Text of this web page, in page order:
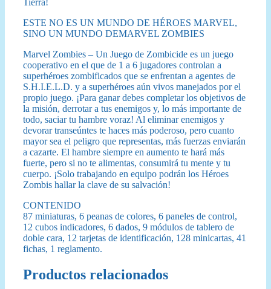
Tierra!
ESTE NO ES UN MUNDO DE HÉROES MARVEL,
SINO UN MUNDO DEMARVEL ZOMBIES
Marvel Zombies – Un Juego de Zombicide es un juego
cooperativo en el que de 1 a 6 jugadores controlan a
superhéroes zombificados que se enfrentan a agentes de
S.H.I.E.L.D. y a superhéroes aún vivos manejados por el
propio juego. ¡Para ganar debes completar los objetivos de
la misión, derrotar a tus enemigos y, lo más importante de
todo, saciar tu hambre voraz! Al eliminar enemigos y
devorar transeúntes te haces más poderoso, pero cuanto
mayor sea el peligro que representas, más fuerzas enviarán
a cazarte. El hambre siempre en aumento te hará más
fuerte, pero si no te alimentas, consumirá tu mente y tu
cuerpo. ¡Solo trabajando en equipo podrán los Héroes
Zombis hallar la clave de su salvación!
CONTENIDO
87 miniaturas, 6 peanas de colores, 6 paneles de control,
12 cubos indicadores, 6 dados, 9 módulos de tablero de
doble cara, 12 tarjetas de identificación, 128 minicartas, 41
fichas, 1 reglamento.
Productos relacionados